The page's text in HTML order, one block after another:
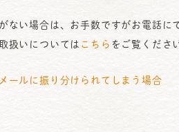
ない場合は、お手数ですがお電話に
扱いについては こちら をご覧くださ
ールに振り分けられてしまう場合